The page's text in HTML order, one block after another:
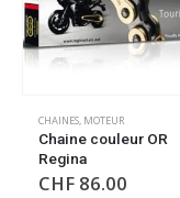
KIT CHAINES,MOTEUR
Kit chaine type
doré AFAM
CHF 400.00